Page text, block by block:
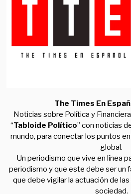
The Times En
Noticias sobre Política y
“Tabloide Político” con noticias
mundo, para conectar los puntos
global.
Un periodismo que vive en línea
periodismo y que este debe ser un
que debe vigilar la actuación de
sociedad.